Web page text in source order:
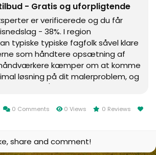
- Gratis og uforpligtende
er verificerede og du får
- 38%. I region
typiske typiske fagfolk såvel klare
som håndtere opsætning af
kæmper om at komme
løsning på dit malerproblem, og
0 Comments 0 Views
0 Reviews
share and comment!